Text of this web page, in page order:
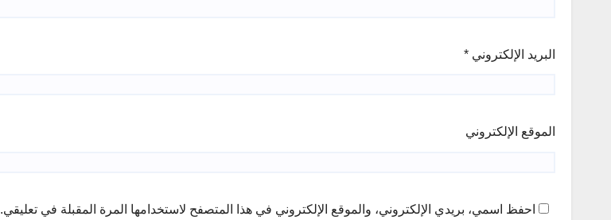
البريد الإلكتروني *
الموقع الإلكتروني
احفظ اسمي، بريدي الإلكتروني، والموقع الإلكتروني في هذا المتصفح لاستخدامها المرة المقبلة في تعليقي.